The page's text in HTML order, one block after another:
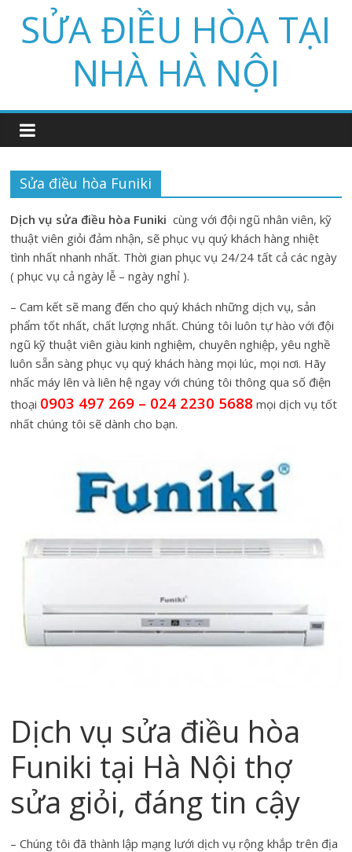
contentSỬA ĐIỀU HÒA TẠI
NHÀ HÀ NỘI
Sửa điều hòa Funiki
Dịch vụ sửa điều hòa Funiki cùng với đội ngũ nhân viên, kỹ
thuật viên giỏi đảm nhận, sẽ phục vụ quý khách hàng nhiệt
tình nhất nhanh nhất. Thời gian phục vụ 24/24 tất cả các ngày
( phục vụ cả ngày lễ – ngày nghỉ ).
– Cam kết sẽ mang đến cho quý khách những dịch vụ, sản
phẩm tốt nhất, chất lượng nhất. Chúng tôi luôn tự hào với đội
ngũ kỹ thuật viên giàu kinh nghiệm, chuyên nghiệp, yêu nghề
luôn sẵn sàng phục vụ quý khách hàng mọi lúc, mọi nơi. Hãy
nhấc máy lên và liên hệ ngay với chúng tôi thông qua số điện
thoại 0903 497 269 – 024 2230 5688 mọi dịch vụ tốt
nhất chúng tôi sẽ dành cho bạn.
Dịch vụ sửa điều hòa
Funiki tại Hà Nội thợ
sửa giỏi, đáng tin cậy
– Chúng tôi đã thành lập mạng lưới dịch vụ rộng khắp trên địa